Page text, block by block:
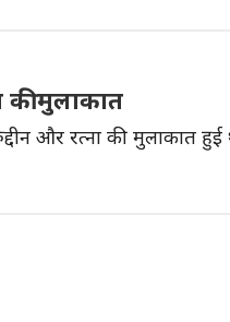
की मुलाकात
और रत्ना की मुलाकात